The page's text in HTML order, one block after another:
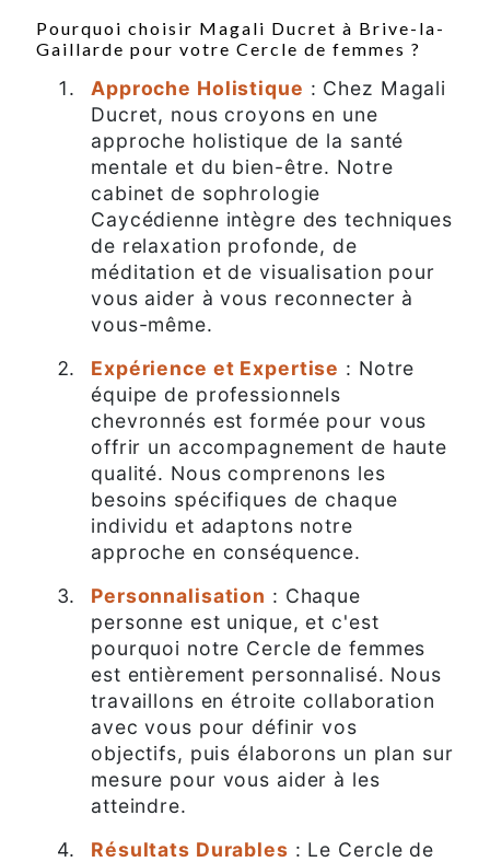
Pourquoi choisir Magali Ducret à Brive-la-
Gaillarde pour votre Cercle de femmes ?
Approche Holistique : Chez Magali
Ducret, nous croyons en une
approche holistique de la santé
mentale et du bien-être. Notre
cabinet de sophrologie
Caycédienne intègre des techniques
de relaxation profonde, de
méditation et de visualisation pour
vous aider à vous reconnecter à
vous-même.
Expérience et Expertise : Notre
équipe de professionnels
chevronnés est formée pour vous
offrir un accompagnement de haute
qualité. Nous comprenons les
besoins spécifiques de chaque
individu et adaptons notre
approche en conséquence.
Personnalisation : Chaque
personne est unique, et c'est
pourquoi notre Cercle de femmes
est entièrement personnalisé. Nous
travaillons en étroite collaboration
avec vous pour définir vos
objectifs, puis élaborons un plan sur
mesure pour vous aider à les
atteindre.
Résultats Durables : Le Cercle de